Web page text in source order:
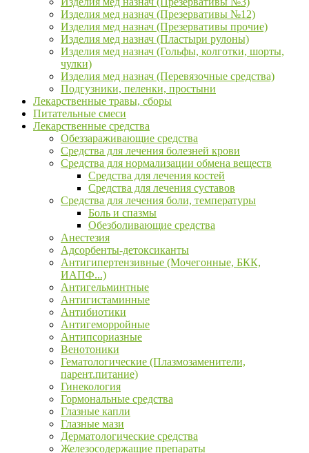
Изделия мед назнач (Презервативы №12)
Изделия мед назнач (Презервативы прочие)
Изделия мед назнач (Пластыри рулоны)
Изделия мед назнач (Гольфы, колготки, шорты,
чулки)
Изделия мед назнач (Перевязочные средства)
Подгузники, пеленки, простыни
Лекарственные травы, сборы
Питательные смеси
Лекарственные средства
Обеззараживающие средства
Средства для лечения болезней крови
Средства для нормализации обмена веществ
Средства для лечения костей
Средства для лечения суставов
Средства для лечения боли, температуры
Боль и спазмы
Обезболивающие средства
Анестезия
Адсорбенты-детоксиканты
Антигипертензивные (Мочегонные, БКК,
ИАПФ...)
Антигельминтные
Антигистаминные
Антибиотики
Антигеморройные
Антипсориазные
Венотоники
Гематологические (Плазмозаменители,
парент.питание)
Гинекология
Гормональные средства
Глазные капли
Глазные мази
Дерматологические средства
Железосодержащие препараты